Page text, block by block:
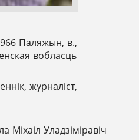
Паляжын, в.,
вобласць
журналіст,
Міхаіл Уладзіміравіч